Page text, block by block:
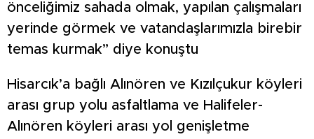
önceliğimiz sahada olmak, yapılan çalışmaları
yerinde görmek ve vatandaşlarımızla birebir
temas kurmak” diye konuştu
Hisarcık’a bağlı Alınören ve Kızılçukur köyleri
arası grup yolu asfaltlama ve Halifeler-
Alınören köyleri arası yol genişletme